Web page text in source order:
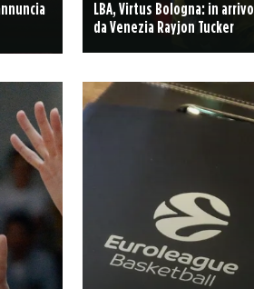
LBA, Virtus Bologna: in arrivo
da Venezia Rayjon Tucker